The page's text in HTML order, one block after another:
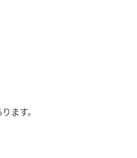
ます。